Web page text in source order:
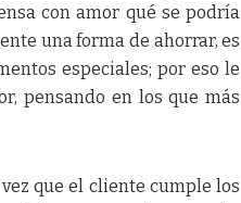
con amor qué se podría
una forma de ahorrar, es
especiales; por eso le
pensando en los que más
que el cliente cumple los